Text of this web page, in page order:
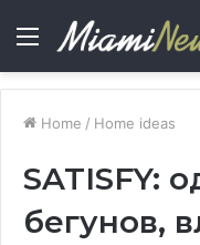
Menu
Home / Home ideas
SATISFY:
бегунов,